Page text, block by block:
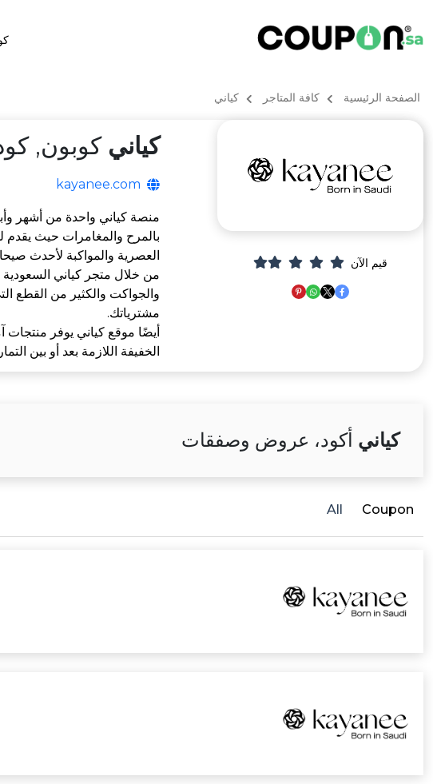
الصفحة الرئيسية كافة المتاجر كياني
قيم الآن
كياني كوبون,
kayanee.com
منصة كياني واحدة من أشهر
بالمرح والمغامرات حيث يقدم
العصرية والمواكبة لأحدث
من خلال متجر كياني السعودية
والجواكت والكثير من القطع
مشترياتك.
أيضًا موقع كياني يوفر منتجات
الخفيفة اللازمة بعد أو بين
كياني أكود، عروض وصفقات
All Coupon